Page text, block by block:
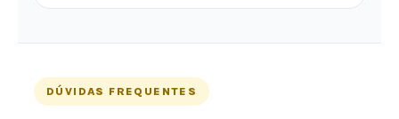
DÚVIDAS FREQUENTES